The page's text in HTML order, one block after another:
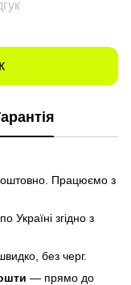
Працюємо з
Україні згідно з
без черг.
— прямо до